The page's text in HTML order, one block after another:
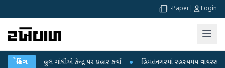
E-Paper Login
બ્રેકિંગ
રાહુલ ગાંધીએ કેન્દ્ર પર પ્રહાર કર્યા ● હિંમતનગરમાં રહસ્યમય વાયરસ કે